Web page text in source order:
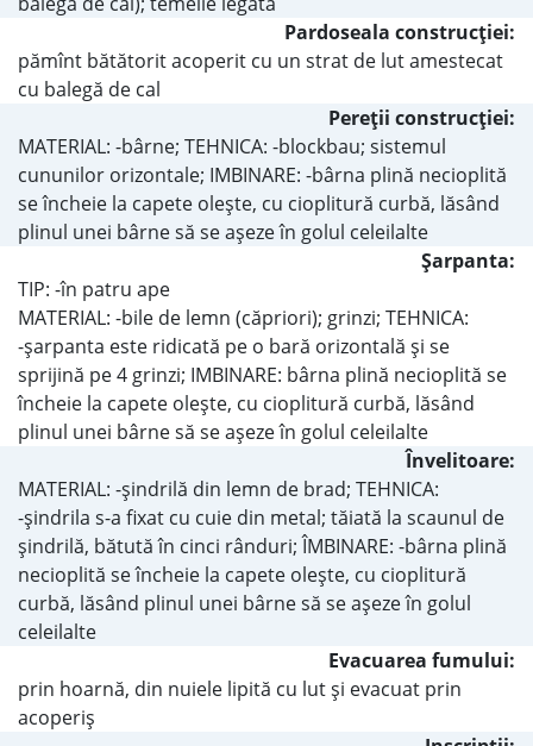
Pardoseala construcţiei:
pămînt bătătorit acoperit cu un strat de lut amestecat
cu balegă de cal
Pereţii construcţiei:
MATERIAL: -bârne; TEHNICA: -blockbau; sistemul
cununilor orizontale; IMBINARE: -bârna plină necioplită
se încheie la capete olește, cu cioplitură curbă, lăsând
plinul unei bârne să se așeze în golul celeilalte
Şarpanta:
TIP: -în patru ape
MATERIAL: -bile de lemn (căpriori); grinzi; TEHNICA:
-şarpanta este ridicată pe o bară orizontală şi se
sprijină pe 4 grinzi; IMBINARE: bârna plină necioplită se
încheie la capete olește, cu cioplitură curbă, lăsând
plinul unei bârne să se așeze în golul celeilalte
Învelitoare:
MATERIAL: -şindrilă din lemn de brad; TEHNICA:
-şindrila s-a fixat cu cuie din metal; tăiată la scaunul de
șindrilă, bătută în cinci rânduri; ÎMBINARE: -bârna plină
necioplită se încheie la capete olește, cu cioplitură
curbă, lăsând plinul unei bârne să se așeze în golul
celeilalte
Evacuarea fumului:
prin hoarnă, din nuiele lipită cu lut şi evacuat prin
acoperiş